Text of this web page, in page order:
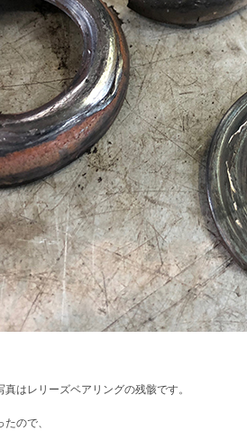
はレリーズベアリングの残骸です。
ので、